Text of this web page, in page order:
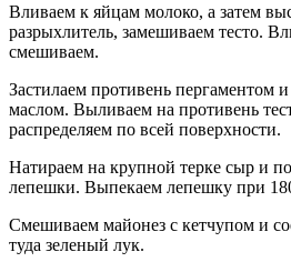
Вливаем к яйцам молоко, а затем
разрыхлитель, замешиваем тесто.
смешиваем.
Застилаем противень пергаментом
маслом. Выливаем на противень
распределяем по всей поверхности.
Натираем на крупной терке сыр и
лепешки. Выпекаем лепешку при
Смешиваем майонез с кетчупом и
туда зеленый лук.